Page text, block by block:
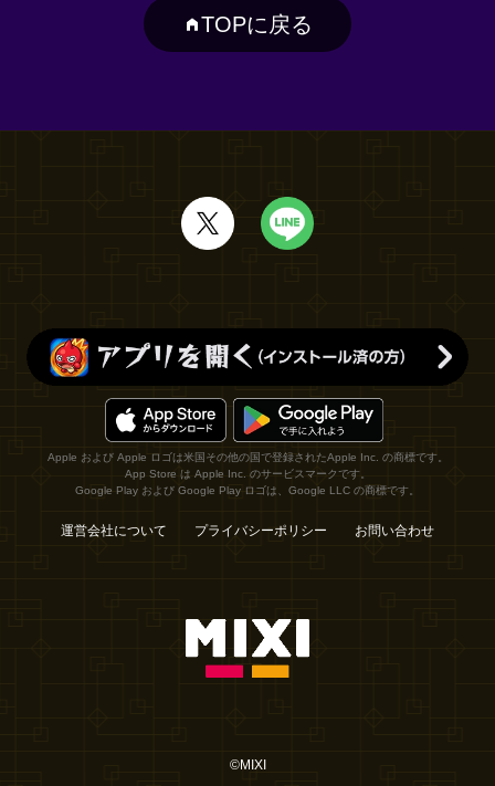
TOPに戻る
Apple および Apple ロゴは米国その他の国で登録されたApple Inc. の商標です。
App Store は Apple Inc. のサービスマークです。
Google Play および Google Play ロゴは、Google LLC の商標です。
運営会社について プライバシーポリシー お問い合わせ
©MIXI